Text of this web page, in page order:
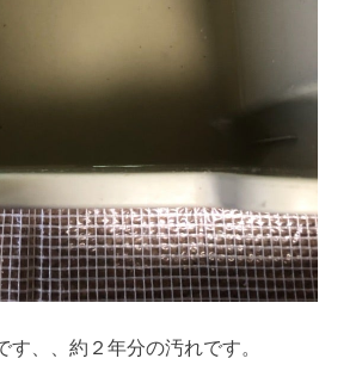
す、、約２年分の汚れです。